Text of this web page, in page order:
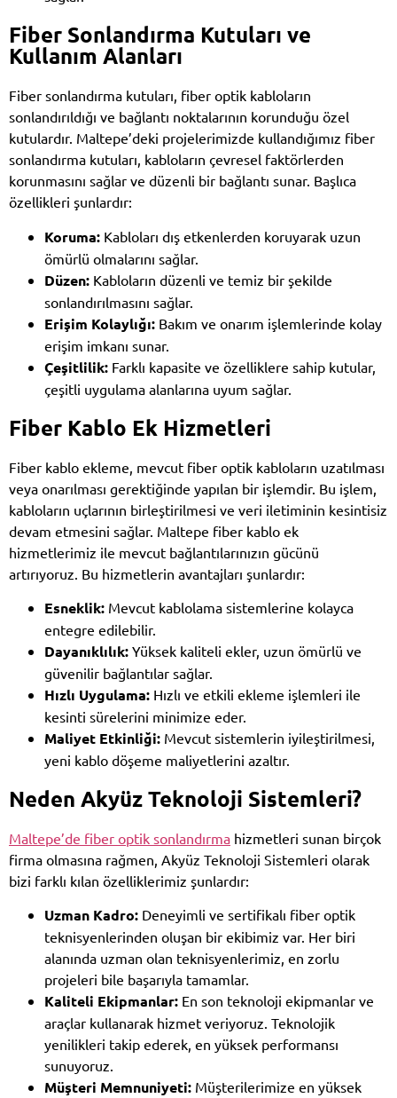
Fiber Sonlandırma Kutuları ve
Kullanım Alanları
Fiber sonlandırma kutuları, fiber optik kabloların
sonlandırıldığı ve bağlantı noktalarının korunduğu özel
kutulardır. Maltepe’deki projelerimizde kullandığımız fiber
sonlandırma kutuları, kabloların çevresel faktörlerden
korunmasını sağlar ve düzenli bir bağlantı sunar. Başlıca
özellikleri şunlardır:
Koruma: Kabloları dış etkenlerden koruyarak uzun
ömürlü olmalarını sağlar.
Düzen: Kabloların düzenli ve temiz bir şekilde
sonlandırılmasını sağlar.
Erişim Kolaylığı: Bakım ve onarım işlemlerinde kolay
erişim imkanı sunar.
Çeşitlilik: Farklı kapasite ve özelliklere sahip kutular,
çeşitli uygulama alanlarına uyum sağlar.
Fiber Kablo Ek Hizmetleri
Fiber kablo ekleme, mevcut fiber optik kabloların uzatılması
veya onarılması gerektiğinde yapılan bir işlemdir. Bu işlem,
kabloların uçlarının birleştirilmesi ve veri iletiminin kesintisiz
devam etmesini sağlar. Maltepe fiber kablo ek
hizmetlerimiz ile mevcut bağlantılarınızın gücünü
artırıyoruz. Bu hizmetlerin avantajları şunlardır:
Esneklik: Mevcut kablolama sistemlerine kolayca
entegre edilebilir.
Dayanıklılık: Yüksek kaliteli ekler, uzun ömürlü ve
güvenilir bağlantılar sağlar.
Hızlı Uygulama: Hızlı ve etkili ekleme işlemleri ile
kesinti sürelerini minimize eder.
Maliyet Etkinliği: Mevcut sistemlerin iyileştirilmesi,
yeni kablo döşeme maliyetlerini azaltır.
Neden Akyüz Teknoloji Sistemleri?
Maltepe’de fiber optik sonlandırma hizmetleri sunan birçok
firma olmasına rağmen, Akyüz Teknoloji Sistemleri olarak
bizi farklı kılan özelliklerimiz şunlardır:
Uzman Kadro: Deneyimli ve sertifikalı fiber optik
teknisyenlerinden oluşan bir ekibimiz var. Her biri
alanında uzman olan teknisyenlerimiz, en zorlu
projeleri bile başarıyla tamamlar.
Kaliteli Ekipmanlar: En son teknoloji ekipmanlar ve
araçlar kullanarak hizmet veriyoruz. Teknolojik
yenilikleri takip ederek, en yüksek performansı
sunuyoruz.
Müşteri Memnuniyeti: Müşterilerimize en yüksek